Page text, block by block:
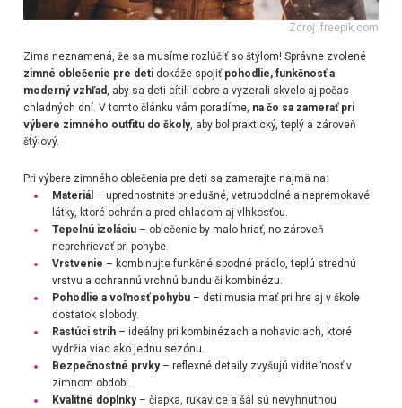
Zdroj: freepik.com
Zima neznamená, že sa musíme rozlúčiť so štýlom! Správne zvolené
zimné oblečenie pre detidokáže spojiť pohodlie, funkčnosť a
moderný vzhľad, aby sa deti cítili dobre a vyzerali skvelo aj počas
chladných dní. V tomto článku vám poradíme, na čo sa zamerať pri
výbere zimného outfitu do školy, aby bol praktický, teplý a zároveň
štýlový.
Pri výbere zimného oblečenia pre deti sa zamerajte najmä na:
Materiál – uprednostnite priedušné, vetruodolné a nepremokavé
látky, ktoré ochránia pred chladom aj vlhkosťou.
Tepelnú izoláciu– oblečenie by malo hriať, no zároveň
neprehrievať pri pohybe.
Vrstvenie – kombinujte funkčné spodné prádlo, teplú strednú
vrstvu a ochrannú vrchnú bundu či kombinézu.
Pohodlie a voľnosť pohybu– deti musia mať pri hre aj v škole
dostatok slobody.
Rastúci strih– ideálny pri kombinézach a nohaviciach, ktoré
vydržia viac ako jednu sezónu.
Bezpečnostné prvky– reflexné detaily zvyšujú viditeľnosť v
zimnom období.
Kvalitné doplnky– čiapka, rukavice a šál sú nevyhnutnou